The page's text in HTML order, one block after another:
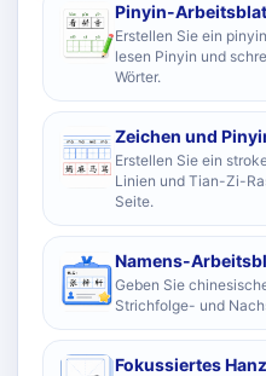
Pinyin-
Erstellen Sie ein
lesen Pinyin und
Wörter.
Zeichen und
Erstellen Sie ein
Linien und Tian-Zi-
Seite.
Namens-
Geben Sie
Strichfolge- und
Fokussiertes